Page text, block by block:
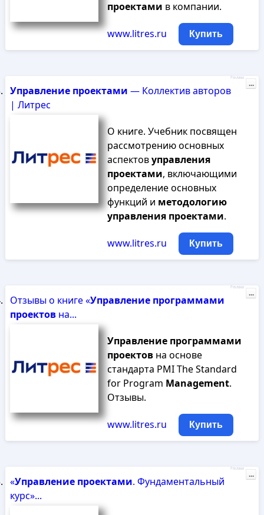
проектами в компании.
www.litres.ru Купить
Управление проектами — Коллектив авторов
| Литрес
О книге. Учебник посвящен
рассмотрению основных
аспектовуправления
проектами, включающими
определение основных
функций и методологию
управления проектами.
www.litres.ru Купить
Реклама
...
Отзывы о книге «Управление программами
проектовна...
Управление программами
проектовна основе
стандарта PMI The Standard
for Program Management.
Отзывы.
www.litres.ru Купить
Реклама
...
«Управление проектами. Фундаментальный
курс»...
Реклама
...